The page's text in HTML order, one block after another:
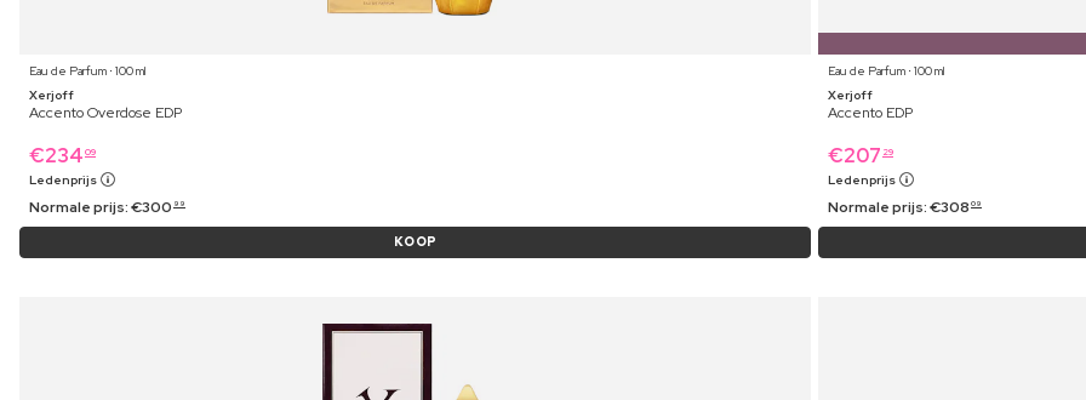
Eau de Parfum ⋅ 100 ml
Xerjoff
Accento Overdose EDP
€234 09
Ledenprijs
Normale prijs:€300 99
KOOP
Eau de Parfum ⋅ 100 ml
Xerjoff
Accento EDP
€207 29
Ledenprijs
Normale prijs:€308 09